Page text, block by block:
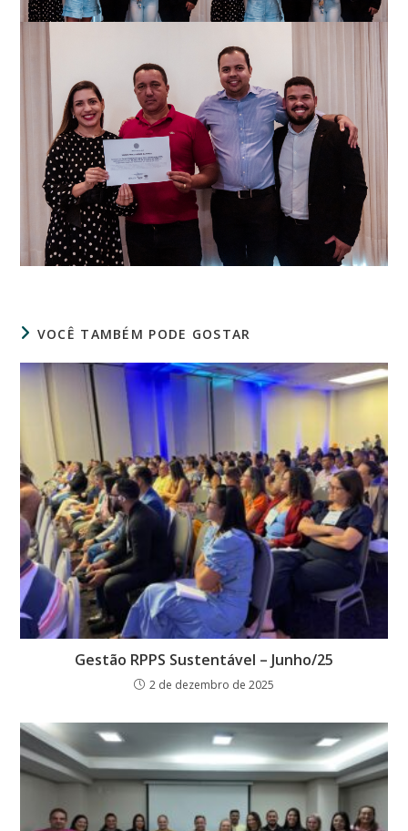
VOCÊ TAMBÉM PODE GOSTAR
Gestão RPPS Sustentável – Junho/25
2 de dezembro de 2025